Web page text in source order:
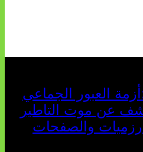
العبور الجماعي
عن موت التاطير
والصفحات